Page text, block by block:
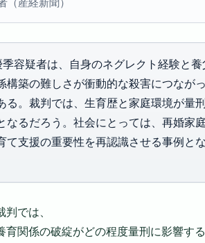
産経新聞）
容疑者は、自身のネグレクト経験と養
構築の難しさが衝動的な殺害につなが
る。裁判では、生育歴と家庭環境が量
なるだろう。社会にとっては、再婚家
て支援の重要性を再認識させる事例と
では、
育関係の破綻がどの程度量刑に影響す